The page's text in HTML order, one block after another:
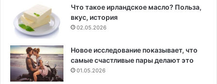
Что такое ирландское масло? Польза,
вкус, история
02.05.2026
Новое исследование показывает, что
самые счастливые пары делают это
01.05.2026